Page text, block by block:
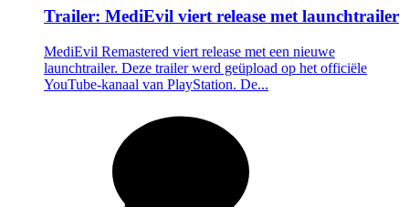
Trailer: MediEvil viert release met launchtrailer
MediEvil Remastered viert release met een nieuwe
launchtrailer. Deze trailer werd geüpload op het officiële
YouTube-kanaal van PlayStation. De...